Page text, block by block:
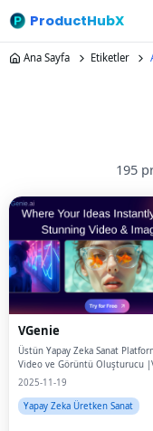
ProductHubX
Ana Sayfa Etiketler
195
VGenie
Üstün Yapay Zeka Sanat
Video ve Görüntü Oluşturucu
2025-11-19
Yapay Zeka Üretken Sanat